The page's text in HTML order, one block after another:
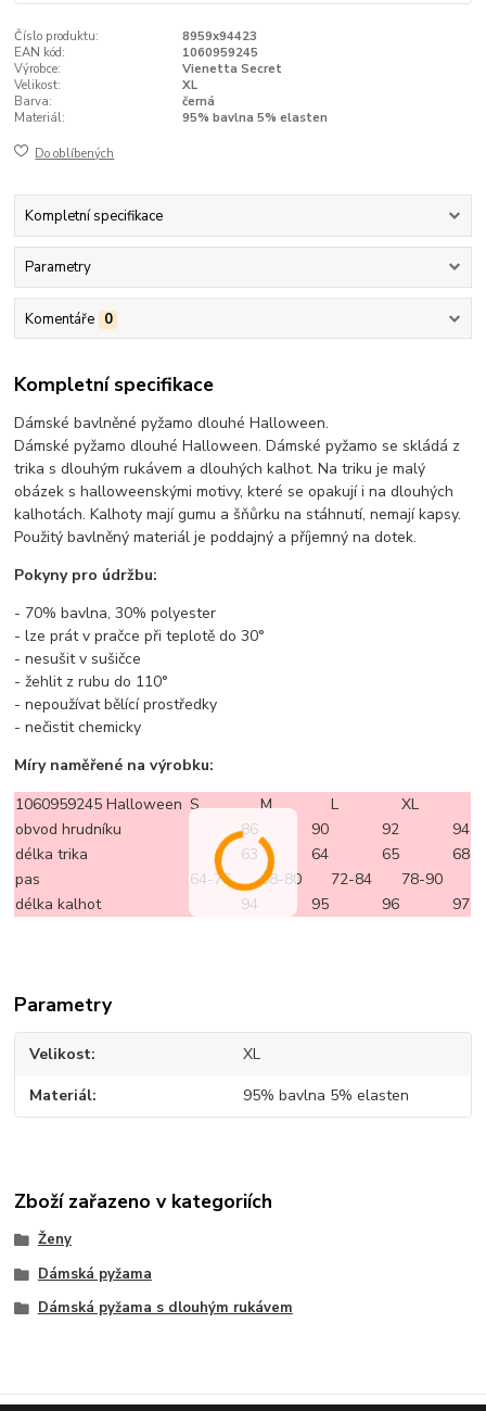
Číslo produktu:
8959x94423
EAN kód:
1060959245
Výrobce:
Vienetta Secret
Velikost:
XL
Barva:
černá
Materiál:
95% bavlna 5% elasten
Do oblíbených
Kompletní specifikace
Parametry
Komentáře 0
Kompletní specifikace
Dámské bavlněné pyžamo dlouhé Halloween.
Dámské pyžamo dlouhé Halloween. Dámské pyžamo se skládá z
trika s dlouhým rukávem a dlouhých kalhot. Na triku je malý
obázek s halloweenskými motivy, které se opakují i na dlouhých
kalhotách. Kalhoty mají gumu a šňůrku na stáhnutí, nemají kapsy.
Použitý bavlněný materiál je poddajný a příjemný na dotek.
Pokyny pro údržbu:
- 70% bavlna, 30% polyester
- lze prát v pračce při teplotě do 30°
- nesušit v sušičce
- žehlit z rubu do 110°
- nepoužívat bělící prostředky
- nečistit chemicky
Míry naměřené na výrobku:
1060959245 Halloween S M L
XL
obvod hrudníku
86 90 92
94
délka trika
63 64 65
68
pas
64-76 68-80 72-84
78-90
délka kalhot
94 95 96 97
Parametry
Velikost XL
Materiál 95% bavlna 5% elasten
Zboží zařazeno v kategoriích
Ženy
Dámská pyžama
Dámská pyžama s dlouhým rukávem